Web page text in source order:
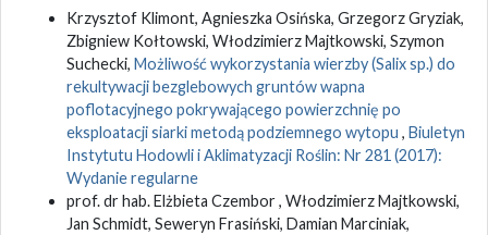
Krzysztof Klimont, Agnieszka Osińska, Grzegorz Gryziak,
Zbigniew Kołtowski, Włodzimierz Majtkowski, Szymon
Suchecki, Możliwość wykorzystania wierzby (Salix sp.) do
rekultywacji bezglebowych gruntów wapna
poflotacyjnego pokrywającego powierzchnię po
eksploatacji siarki metodą podziemnego wytopu , Biuletyn
Instytutu Hodowli i Aklimatyzacji Roślin: Nr 281 (2017):
Wydanie regularne
prof. dr hab. Elżbieta Czembor , Włodzimierz Majtkowski,
Jan Schmidt, Seweryn Frasiński, Damian Marciniak,